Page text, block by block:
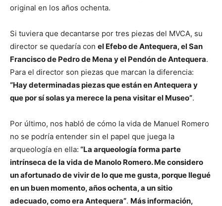
original en los años ochenta.
Si tuviera que decantarse por tres piezas del MVCA, su
director se quedaría con el Efebo de Antequera, el San
Francisco de Pedro de Mena y el Pendón de Antequera.
Para el director son piezas que marcan la diferencia:
“Hay determinadas piezas que están en Antequera y
que por sí solas ya merece la pena visitar el Museo”.
Por último, nos habló de cómo la vida de Manuel Romero
no se podría entender sin el papel que juega la
arqueología en ella: “La arqueología forma parte
intrínseca de la vida de Manolo Romero. Me considero
un afortunado de vivir de lo que me gusta, porque llegué
en un buen momento, años ochenta, a un sitio
adecuado, como era Antequera”. Más información,